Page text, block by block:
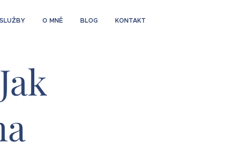
SLUŽBY O MNĚ BLOG KONTAKT